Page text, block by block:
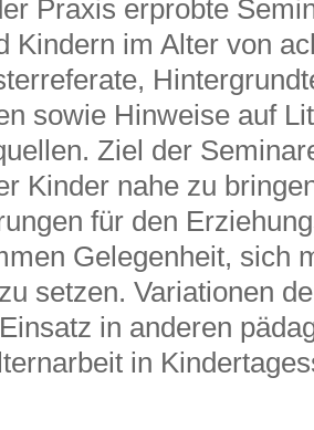
Praxis erprobte
Kindern im Alter von
sowie Hinweise auf
Ziel der
Kinder nahe zu
für den
Gelegenheit, sich
setzen. Variationen
in anderen
in